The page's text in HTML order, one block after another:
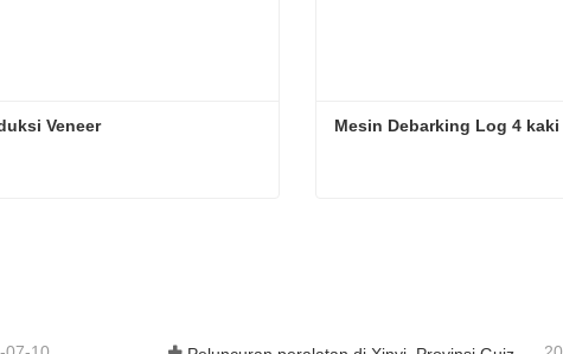
Veneer Mesin Debarking Log 4 kaki